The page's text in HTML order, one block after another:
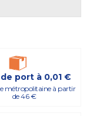
de port à 0,01 €
métropolitaine à partir
de 46 €